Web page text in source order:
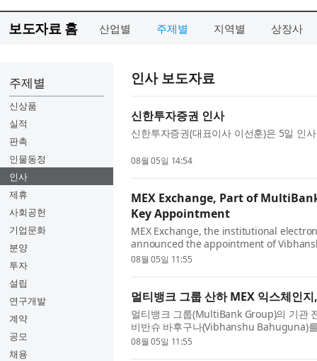
보도자료 홈 산업별 주제별 지역별 상장사
주제별
신상품
실적
판촉
인물동정
인사
제휴
사회공헌
기업문화
분양
투자
설립
연구개발
계약
공모
채용
인사 보도자료
신한투자증권 인사
신한투자증권(대표이사 이선훈)은 5일
08월 05일 14:54
MEX Exchange, Part of
Key Appointment
MEX Exchange, the institutional
announced the appointment of
company's commitment to building a
08월 05일 11:55
멀티뱅크 그룹 산하 MEX 익스체인
멀티뱅크 그룹(MultiBank Group)의 기관
비반슈 바후구나(Vibhanshu Bahuguna)
기관 대상 사업과 기술 역량을 확대하는
08월 05일 11:55